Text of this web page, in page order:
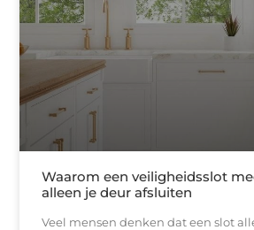
Waarom een veiligheidsslot
alleen je deur afsluiten
Veel mensen denken dat een slot